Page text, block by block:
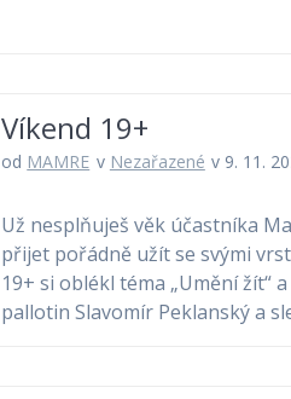
Víkend 19+
od MAMRE v Nezařazené v 9. 11.
Už nesplňuješ věk účastníka
přijet pořádně užít se svými
19+ si oblékl téma „Umění žít“
pallotin Slavomír Peklanský a